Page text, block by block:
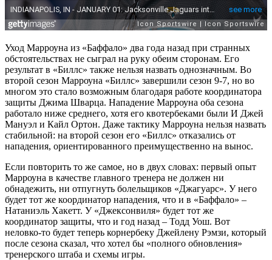
Уход Марроуна из «Баффало» два года назад при странных
обстоятельствах не сыграл на руку обеим сторонам. Его
результат в «Биллс» также нельзя назвать однозначным. Во
второй сезон Марроуна «Биллс» завершили сезон 9-7, но во
многом это стало возможным благодаря работе координатора
защиты Джима Шварца. Нападение Марроуна оба сезона
работало ниже среднего, хотя его квотербеками были И Джей
Мануэл и Кайл Ортон. Даже тактику Марроуна нельзя назвать
стабильной: на второй сезон его «Биллс» отказались от
нападения, ориентированного преимущественно на вынос.
Если повторить то же самое, но в двух словах: первый опыт
Марроуна в качестве главного тренера не должен ни
обнадежить, ни отпугнуть болельщиков «Джагуарс». У него
будет тот же координатор нападения, что и в «Баффало» –
Натаниэль Хакетт. У «Джексонвиля» будет тот же
координатор защиты, что и год назад – Тодд Уош. Вот
неловко-то будет теперь корнербеку Джейлену Рэмзи, который
после сезона сказал, что хотел бы «полного обновления»
тренерского штаба и схемы игры.